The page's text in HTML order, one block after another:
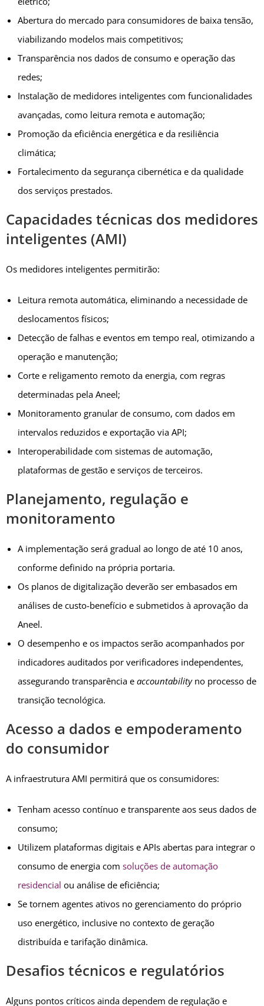
Abertura do mercado para consumidores de baixa tensão,
viabilizando modelos mais competitivos;
Transparência nos dados de consumo e operação das
redes;
Instalação de medidores inteligentes com funcionalidades
avançadas, como leitura remota e automação;
Promoção da eficiência energética e da resiliência
climática;
Fortalecimento da segurança cibernética e da qualidade
dos serviços prestados.
Capacidades técnicas dos medidores
inteligentes (AMI)
Os medidores inteligentes permitirão:
Leitura remota automática, eliminando a necessidade de
deslocamentos físicos;
Detecção de falhas e eventos em tempo real, otimizando a
operação e manutenção;
Corte e religamento remoto da energia, com regras
determinadas pela Aneel;
Monitoramento granular de consumo, com dados em
intervalos reduzidos e exportação via API;
Interoperabilidade com sistemas de automação,
plataformas de gestão e serviços de terceiros.
Planejamento, regulação e
monitoramento
A implementação será gradual ao longo de até 10 anos,
conforme definido na própria portaria.
Os planos de digitalização deverão ser embasados em
análises de custo-benefício e submetidos à aprovação da
Aneel.
O desempenho e os impactos serão acompanhados por
indicadores auditados por verificadores independentes,
assegurando transparência eaccountabilityno processo de
transição tecnológica.
Acesso a dados e empoderamento
do consumidor
A infraestrutura AMI permitirá que os consumidores:
Tenham acesso contínuo e transparente aos seus dados de
consumo;
Utilizem plataformas digitais e APIs abertas para integrar o
consumo de energia com soluções de automação
residencial ou análise de eficiência;
Se tornem agentes ativos no gerenciamento do próprio
uso energético, inclusive no contexto de geração
distribuída e tarifação dinâmica.
Desafios técnicos e regulatórios
Alguns pontos críticos ainda dependem de regulação e